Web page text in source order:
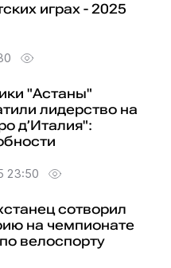
играх - 2025
"Астаны"
лидерство на
д’Италия":
23:50
сотворил
на чемпионате
велоспорту